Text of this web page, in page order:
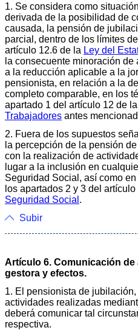
1. Se considera como
derivada de la posibilidad de
causada, la pensión de
parcial, dentro de los límites
artículo 12.6 de la Ley del
la consecuente minoración
a la reducción aplicable a la
pensionista, en relación a la
completo comparable, en los
apartado 1 del artículo 12 de la
Trabajadores antes
2. Fuera de los supuestos
la percepción de la pensión
con la realización de
lugar a la inclusión en
Seguridad Social, así como
los apartados 2 y 3 del
Seguridad Social .
Subir
Artículo 6. Comunicación de
gestora y efectos.
1. El pensionista de
actividades realizadas
deberá comunicar tal
respectiva.